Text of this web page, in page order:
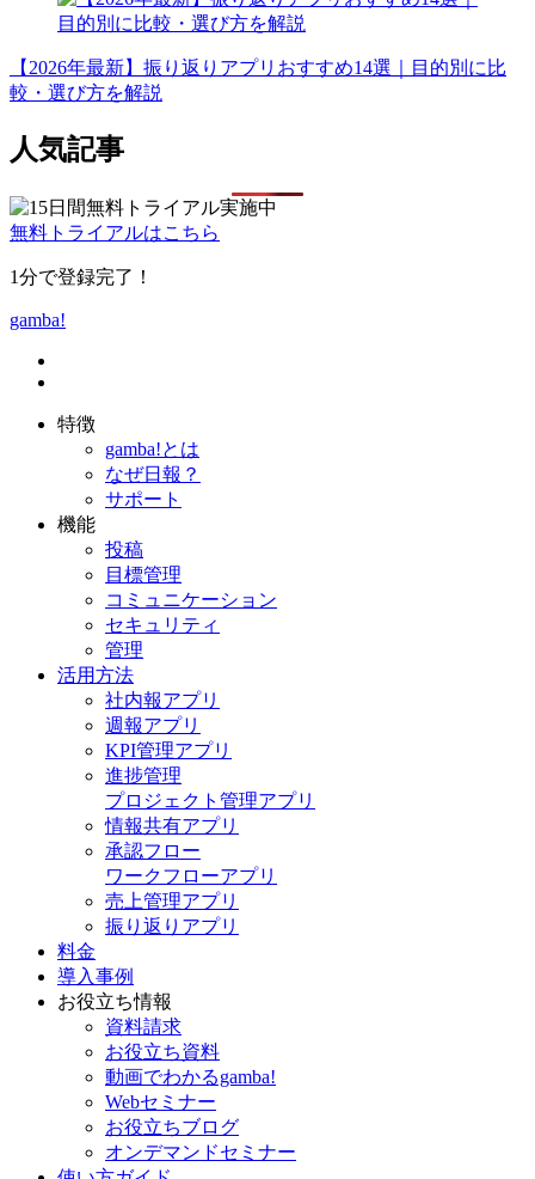
【2026年最新】振り返りアプリおすすめ14選｜目的別に比
較・選び方を解説
人気記事
無料トライアルはこちら
1分で登録完了！
gamba!
特徴
gamba!とは
なぜ日報？
サポート
機能
投稿
目標管理
コミュニケーション
セキュリティ
管理
活用方法
社内報アプリ
週報アプリ
KPI管理アプリ
進捗管理
プロジェクト管理アプリ
情報共有アプリ
承認フロー
ワークフローアプリ
売上管理アプリ
振り返りアプリ
料金
導入事例
お役立ち情報
資料請求
お役立ち資料
動画でわかるgamba!
Webセミナー
お役立ちブログ
オンデマンドセミナー